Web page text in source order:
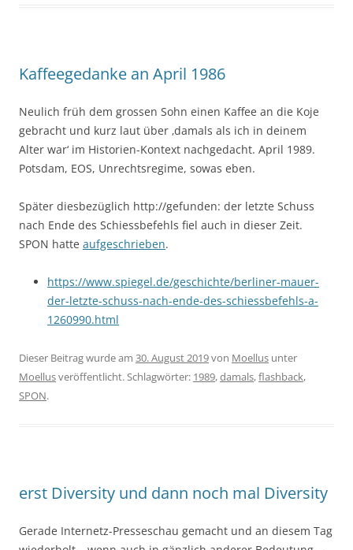
Kaffeegedanke an April 1986
Neulich früh dem grossen Sohn einen Kaffee an die Koje
gebracht und kurz laut über ‚damals als ich in deinem
Alter war‘ im Historien-Kontext nachgedacht. April 1989.
Potsdam, EOS, Unrechtsregime, sowas eben.
Später diesbezüglich http://gefunden: der letzte Schuss
nach Ende des Schiessbefehls fiel auch in dieser Zeit.
SPON hatte aufgeschrieben.
https://www.spiegel.de/geschichte/berliner-mauer-
der-letzte-schuss-nach-ende-des-schiessbefehls-a-
1260990.html
Dieser Beitrag wurde am 30. August 2019von Moellus unter
Moellusveröffentlicht. Schlagwörter: 1989,damals,flashback,
SPON.
erst Diversity und dann noch mal Diversity
Gerade Internetz-Presseschau gemacht und an diesem Tag